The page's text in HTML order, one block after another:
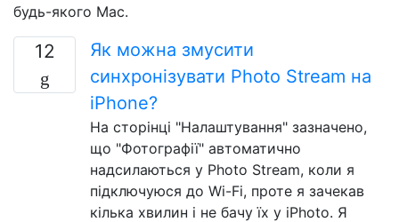
будь-якого Mac.
12
Як можна змусити
синхронізувати Photo Stream на
iPhone?
На сторінці "Налаштування" зазначено,
що "Фотографії" автоматично
надсилаються у Photo Stream, коли я
підключуюся до Wi-Fi, проте я зачекав
кілька хвилин і не бачу їх у iPhoto. Я